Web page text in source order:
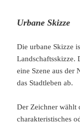
Urbane Skizze
Die urbane Skizze
Landschaftsskizze.
eine Szene aus der
das Stadtleben ab.
Der Zeichner wählt
charakteristisches